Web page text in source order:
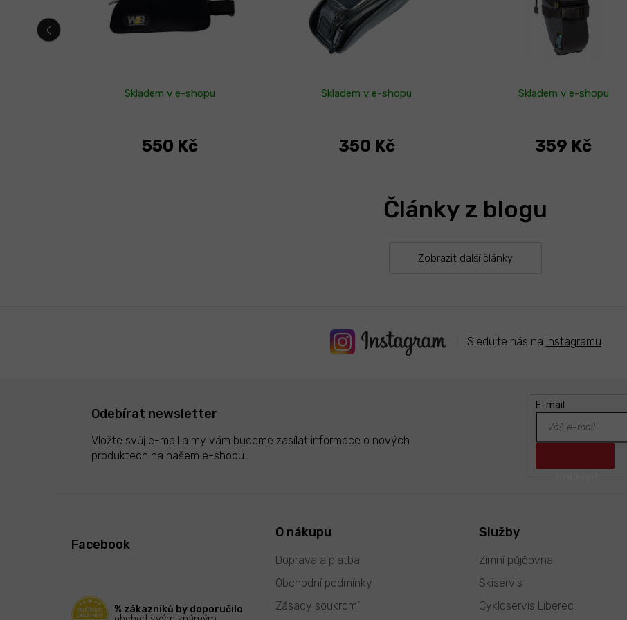
Skladem v e-shopu
550 Kč
Skladem v e-shopu
350 Kč
Skladem v e-shopu
359 Kč
Články z blogu
Zobrazit další články
Sledujte nás na Instagramu
Odebírat newsletter
Vložte svůj e-mail a my vám budeme zasílat informace o nových
produktech na našem e-shopu.
E-mail
Facebook
% zákazníků by doporučilo
O nákupu
Doprava a platba
Obchodní podmínky
Zásady soukromí
Služby
Zimní půjčovna
Skiservis
Cykloservis Liberec